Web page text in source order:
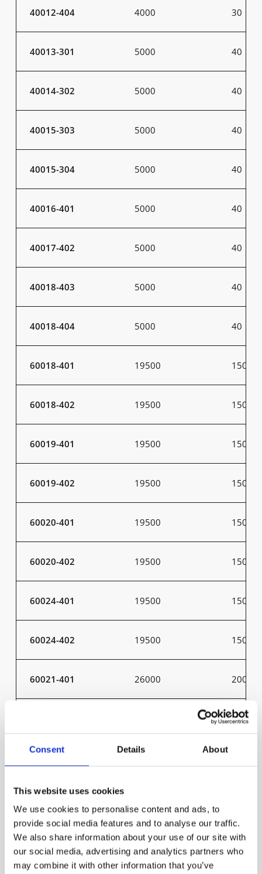
Consent Details About
This website uses cookies
We use cookies to personalise content and ads, to
provide social media features and to analyse our traffic.
We also share information about your use of our site with
our social media, advertising and analytics partners who
may combine it with other information that you’ve
40012-404 4000 30
40013-301 5000 40
40014-302 5000 40
40015-303 5000 40
40015-304 5000 40
40016-401 5000 40
40017-402 5000 40
40018-403 5000 40
40018-404 5000 40
60018-401 19500 150
60018-402 19500 150
60019-401 19500 150
60019-402 19500 150
60020-401 19500 150
60020-402 19500 150
60024-401 19500 150
60024-402 19500 150
60021-401 26000 200
200
60022-402
60023-401 26000 200